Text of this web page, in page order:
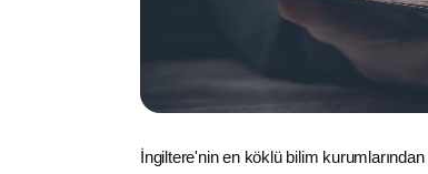
İngiltere'nin en köklü bilim